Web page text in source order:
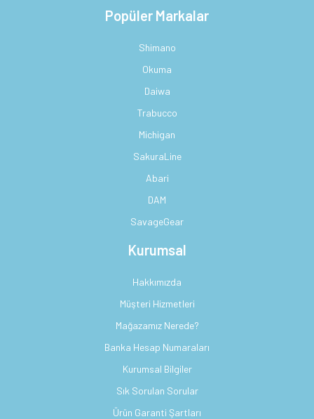
Popüler Markalar
Shimano
Okuma
Daiwa
Trabucco
Michigan
SakuraLine
Abari
DAM
SavageGear
Kurumsal
Hakkımızda
Müşteri Hizmetleri
Mağazamız Nerede?
Banka Hesap Numaraları
Kurumsal Bilgiler
Sık Sorulan Sorular
Ürün Garanti Şartları